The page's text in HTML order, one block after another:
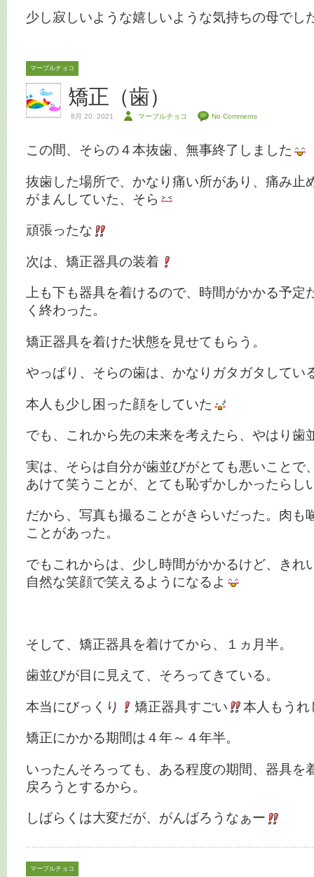
少し寂しいような嬉しいような気持ちの母でし
マーブルチョコ
矯正（歯）
8月 20, 2021 マーブルチョコ No Comments
この間、そらの４本抜歯、無事終了しました
抜歯した場所で、かなり痛い所があり、痛み止
がまんしていた、そら
頑張ったな
次は、矯正器具の装着
上も下も器具を着けるので、時間がかかる予定
く終わった。
矯正器具を着けた状態を見せてもらう。
やっぱり、そらの歯は、かなりガタガタしてい
本人も少し困った顔をしていた
でも、これから先の未来を考えたら、やはり歯
実は、そらは自分が歯並びがとても悪いことで
あけて笑うことが、とても恥ずかしかったらし
だから、写真も撮ることがきらいだった。肉も
ことがあった。
でもこれからは、少し時間がかかるけど、きれ
自然な笑顔で笑えるようになるよ
そして、矯正器具を着けてから、１ヵ月半。
歯並びが目に見えて、そろってきている。
本当にびっくり 矯正器具すごい 本人もうれ
矯正にかかる期間は４年～４年半。
いったんそろっても、ある程度の期間、器具を
戻ろうとするから。
しばらくは大変だが、がんばろうなぁー
マーブルチョコ